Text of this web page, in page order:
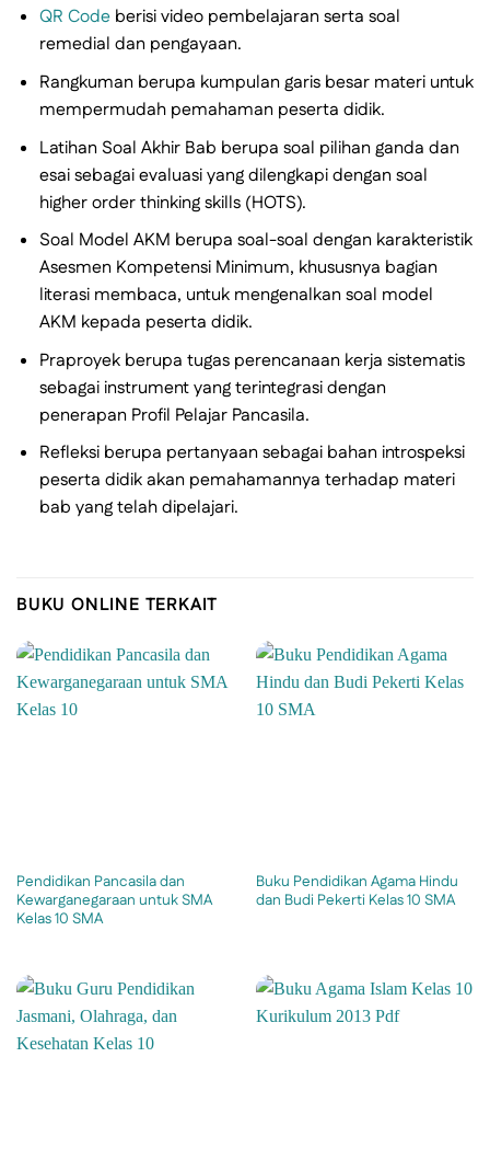
QR Codeberisi video pembelajaran serta soal
remedial dan pengayaan.
Rangkuman berupa kumpulan garis besar materi untuk
mempermudah pemahaman peserta didik.
Latihan Soal Akhir Bab berupa soal pilihan ganda dan
esai sebagai evaluasi yang dilengkapi dengan soal
higher order thinking skills (HOTS).
Soal Model AKM berupa soal-soal dengan karakteristik
Asesmen Kompetensi Minimum, khususnya bagian
literasi membaca, untuk mengenalkan soal model
AKM kepada peserta didik.
Praproyek berupa tugas perencanaan kerja sistematis
sebagai instrument yang terintegrasi dengan
penerapan Profil Pelajar Pancasila.
Refleksi berupa pertanyaan sebagai bahan introspeksi
peserta didik akan pemahamannya terhadap materi
bab yang telah dipelajari.
BUKU ONLINE TERKAIT
Pendidikan Pancasila dan
Kewarganegaraan untuk SMA
Kelas 10 SMA
Buku Pendidikan Agama Hindu
dan Budi Pekerti Kelas 10 SMA